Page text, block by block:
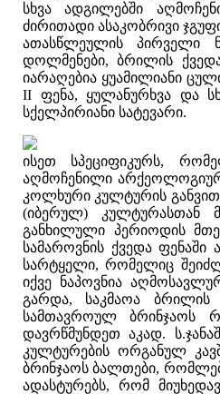
სხვა ადგილებში
ძირითადი ასაკობრივი
ათასწლეულის პირველი
დოლმენები, ბრილის
იარაღებია ყუამილიანი
II ფენა, ყულანურხვა და
სქელპირიანი სატევარი.
ისეთ სპეციფიკურს,
აღმოჩენილი
კოლხური კულტურის
(იბერულ) კულტურასთან
განხილული პერიოდის
სამაროვნის ქვედა
სარტყელი, რომელიც
იქვე ნაპოვნია
გარდა, საკმაოა
სამთავროულ ბრინჯაოს
დავრწმუნდეთ აკად.
კულტურების ორგანულ
ბრინჯაოს ბალთები,
ადასტურებს, რომ